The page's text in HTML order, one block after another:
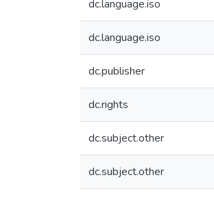
dc.language.iso
dc.language.iso
dc.publisher
dc.rights
dc.subject.other
dc.subject.other